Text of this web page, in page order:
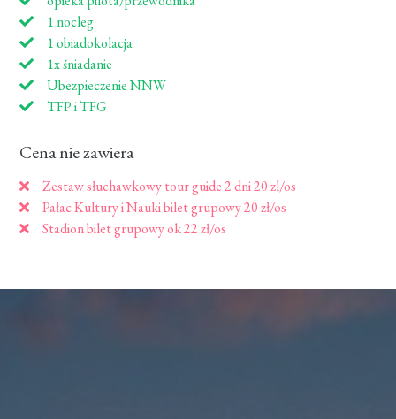
1 nocleg
1 obiadokolacja
1x śniadanie
Ubezpieczenie NNW
TFP i TFG
Cena nie zawiera
Zestaw słuchawkowy tour guide 2 dni 20 zl/os
Pałac Kultury i Nauki bilet grupowy 20 zł/os
Stadion bilet grupowy ok 22 zł/os